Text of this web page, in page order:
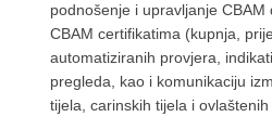
podnošenje i upravljanje
CBAM certifikatima (kupnja,
automatiziranih provjera,
pregleda, kao i komunikaciju
tijela, carinskih tijela i ovlaštenih